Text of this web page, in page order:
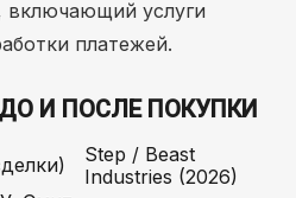
включающий услуги
платежей.
ДО И ПОСЛЕ ПОКУПКИ
Step / Beast
Industries (2026)